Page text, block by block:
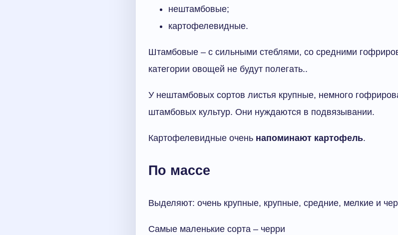
нештамбовые;
картофелевидные.
Штамбовые – с сильными стеблями, со средними
категории овощей не будут полегать..
У нештамбовых сортов листья крупные, немного
штамбовых культур. Они нуждаются в подвязывании.
Картофелевидные очень напоминают картофель.
По массе
Выделяют: очень крупные, крупные, средние, мелкие и
Самые маленькие сорта – черри